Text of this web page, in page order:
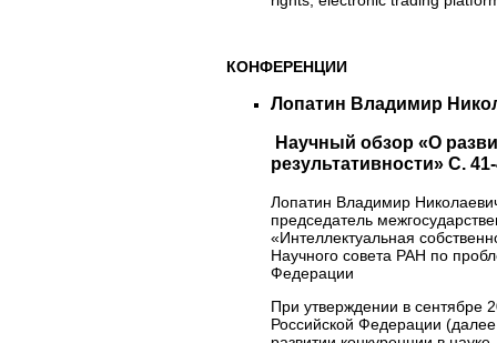
КОНФЕРЕНЦИИ
Лопатин Владимир
Научный обзор «О
результативности» С.
Лопатин Владимир
председатель
«Интеллектуальная
Научного совета РАН по
Федерации
При утверждении в сентябре
Российской Федерации